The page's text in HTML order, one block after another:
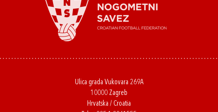
Ulica grada Vukovara 269A
10000 Zagreb
Hrvatska / Croatia